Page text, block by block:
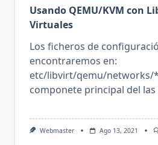
Usando QEMU/KVM con
Virtuales
Los ficheros de
encontraremos en:
etc/libvirt/qemu/networks/
componete principal del
Webmaster Ago 13, 2021